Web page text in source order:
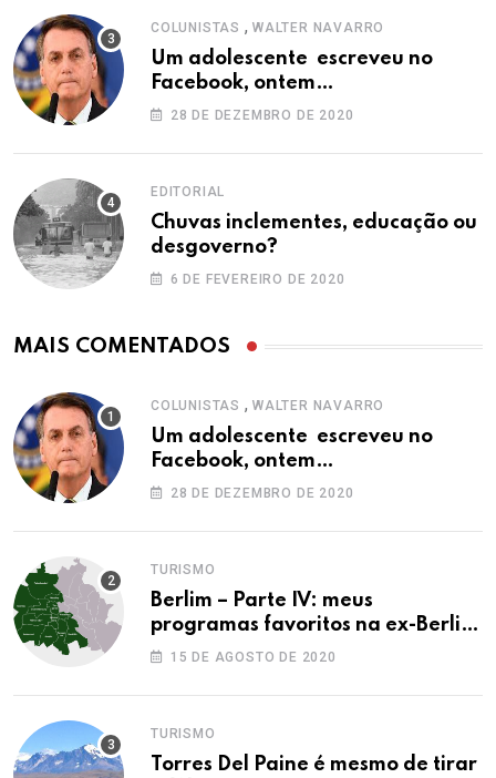
COLUNISTAS , WALTER NAVARRO
Um adolescente escreveu no
Facebook, ontem…
28 DE DEZEMBRO DE 2020
EDITORIAL
Chuvas inclementes, educação ou
desgoverno?
6 DE FEVEREIRO DE 2020
MAIS COMENTADOS
COLUNISTAS , WALTER NAVARRO
Um adolescente escreveu no
Facebook, ontem…
28 DE DEZEMBRO DE 2020
TURISMO
Berlim – Parte IV: meus
programas favoritos na ex-Berlim
Ocidental
15 DE AGOSTO DE 2020
TURISMO
Torres Del Paine é mesmo de tirar